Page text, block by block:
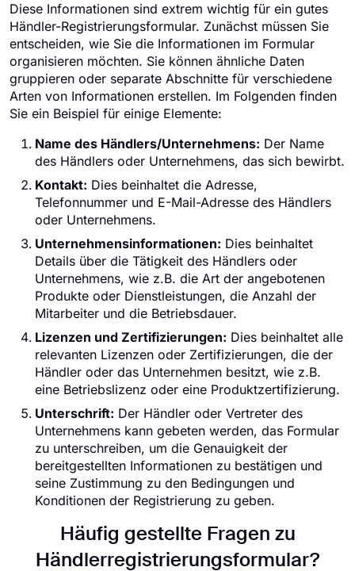
Diese Informationen sind extrem wichtig für ein gutes
Händler-Registrierungsformular. Zunächst müssen Sie
entscheiden, wie Sie die Informationen im Formular
organisieren möchten. Sie können ähnliche Daten
gruppieren oder separate Abschnitte für verschiedene
Arten von Informationen erstellen. Im Folgenden finden
Sie ein Beispiel für einige Elemente:
Name des Händlers/Unternehmens: Der Name
des Händlers oder Unternehmens, das sich bewirbt.
Kontakt: Dies beinhaltet die Adresse,
Telefonnummer und E-Mail-Adresse des Händlers
oder Unternehmens.
Unternehmensinformationen: Dies beinhaltet
Details über die Tätigkeit des Händlers oder
Unternehmens, wie z.B. die Art der angebotenen
Produkte oder Dienstleistungen, die Anzahl der
Mitarbeiter und die Betriebsdauer.
Lizenzen und Zertifizierungen: Dies beinhaltet alle
relevanten Lizenzen oder Zertifizierungen, die der
Händler oder das Unternehmen besitzt, wie z.B.
eine Betriebslizenz oder eine Produktzertifizierung.
Unterschrift: Der Händler oder Vertreter des
Unternehmens kann gebeten werden, das Formular
zu unterschreiben, um die Genauigkeit der
bereitgestellten Informationen zu bestätigen und
seine Zustimmung zu den Bedingungen und
Konditionen der Registrierung zu geben.
Häufig gestellte Fragen zu
Händlerregistrierungsformular?